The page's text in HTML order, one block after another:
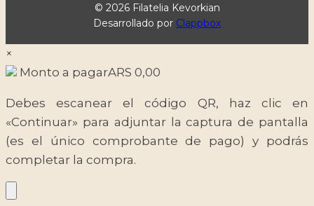
© 2026 Filatelia Kevorkian
Desarrollado por Clappbox
×
Monto a pagarARS 0,00
Debes escanear el código QR, haz clic en
«Continuar» para adjuntar la captura de pantalla
(es el único comprobante de pago) y podrás
completar la compra.